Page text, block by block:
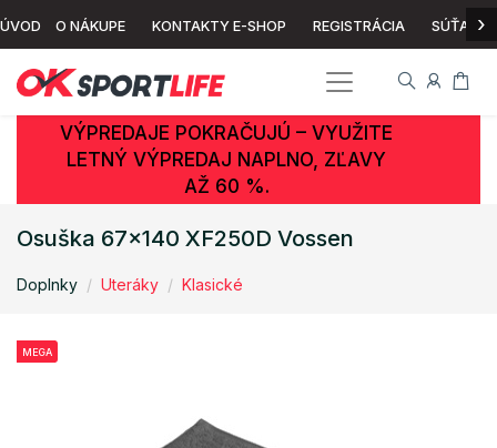
ÚVOD O NÁKUPE KONTAKTY E-SHOP REGISTRÁCIA SÚŤAŽ ›
VÝPREDAJE POKRAČUJÚ – VYUŽITE
LETNÝ VÝPREDAJ NAPLNO, ZĽAVY
AŽ 60 %.
Osuška 67x140 XF250D Vossen
Doplnky Uteráky Klasické
MEGA